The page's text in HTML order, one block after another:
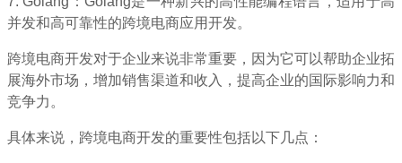
并发和高可靠性的跨境电商应用开发。
跨境电商开发对于企业来说非常重要，因为它可以帮助企业拓
展海外市场，增加销售渠道和收入，提高企业的国际影响力和
竞争力。
具体来说，跨境电商开发的重要性包括以下几点：